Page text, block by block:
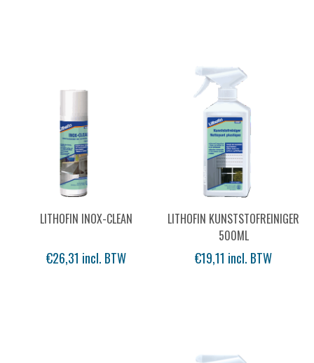
LITHOFIN INOX-CLEAN
€26,31 incl. BTW
LITHOFIN KUNSTSTOFREINIGER
500ML
€19,11 incl. BTW